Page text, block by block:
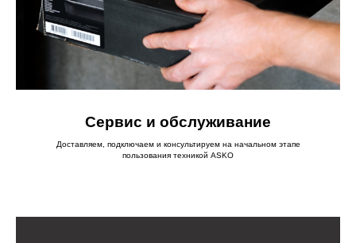
Сервис и обслуживание
Доставляем, подключаем и консультируем на начальном этапе
пользования техникой ASKO